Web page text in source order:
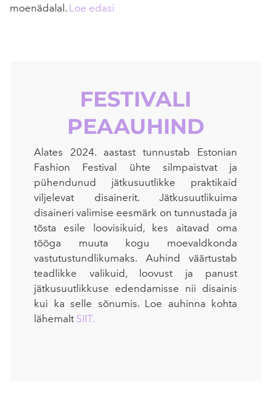
moenädalal. Loe edasi
FESTIVALI
PEAAUHIND
Alates 2024. aastast tunnustab Estonian
Fashion Festival ühte silmpaistvat ja
pühendunud jätkusuutlikke praktikaid
viljelevat disainerit. Jätkusuutlikuima
disaineri valimise eesmärk on tunnustada ja
tõsta esile loovisikuid, kes aitavad oma
tööga muuta kogu moevaldkonda
vastutustundlikumaks. Auhind väärtustab
teadlikke valikuid, loovust ja panust
jätkusuutlikkuse edendamisse nii disainis
kui ka selle sõnumis. Loe auhinna kohta
lähemalt SIIT.